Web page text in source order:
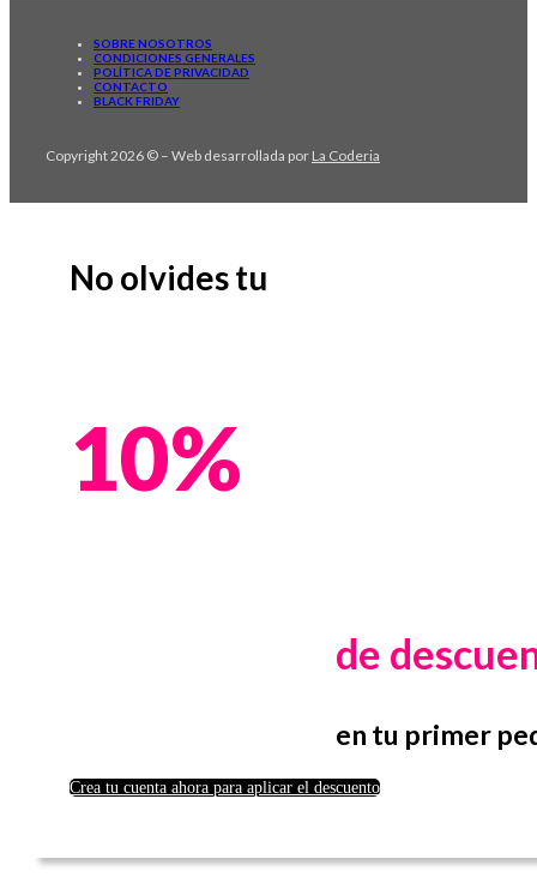
SOBRE NOSOTROS
CONDICIONES GENERALES
POLÍTICA DE PRIVACIDAD
CONTACTO
BLACK FRIDAY
Copyright 2026 © – Web desarrollada por La Coderia
No olvides tu
10%
de
en tu primer
Crea tu cuenta ahora para aplicar el descuento